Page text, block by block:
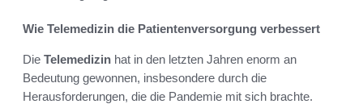
Wie Telemedizin die Patientenversorgung verbessert
Die Telemedizin hat in den letzten Jahren enorm an
Bedeutung gewonnen, insbesondere durch die
Herausforderungen, die die Pandemie mit sich brachte.